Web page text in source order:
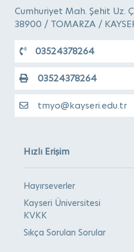
Cumhuriyet Mah. Şehit Uz.
38900 / TOMARZA /
03524378264
03524378264
tmyo@kayseri.edu.tr
Hızlı Erişim
Hayırseverler
Kayseri Üniversitesi
KVKK
Sıkça Sorulan Sorular